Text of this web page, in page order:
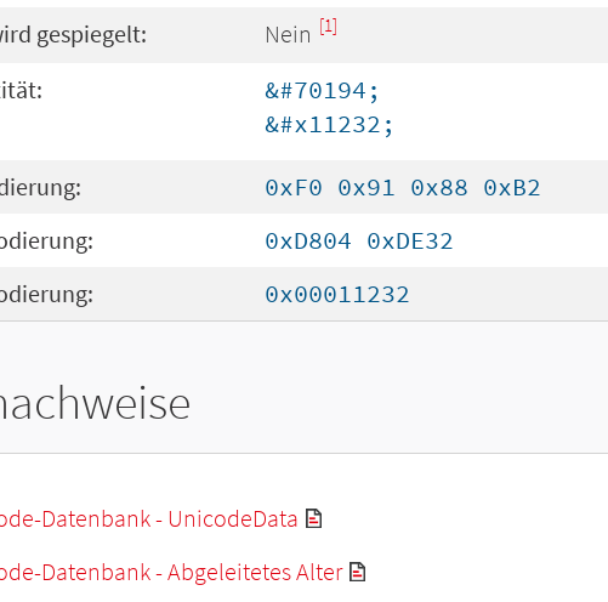
gespiegelt: Nein [1]
&#70194;
&#x11232;
0xF0 0x91 0x88 0xB2
0xD804 0xDE32
0x00011232
Datenbank - UnicodeData
Datenbank - Abgeleitetes Alter